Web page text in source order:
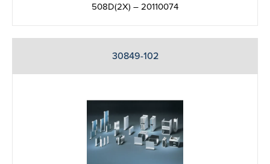
508D(2X) – 20110074
30849-102